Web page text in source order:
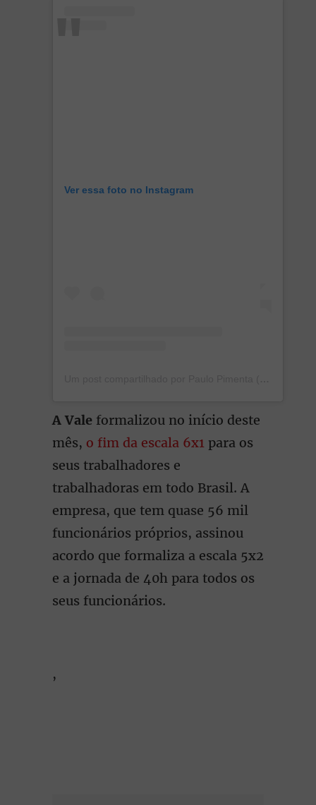
Ver essa foto no Instagram
A Vale formalizou no início deste
mês, o fim da escala 6x1 para os
seus trabalhadores e
trabalhadoras em todo Brasil. A
empresa, que tem quase 56 mil
funcionários próprios, assinou
acordo que formaliza a escala 5x2
e a jornada de 40h para todos os
seus funcionários.
,